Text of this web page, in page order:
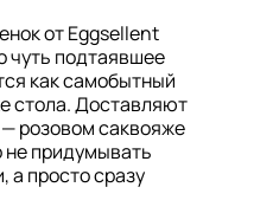
от Eggsellent
чуть подтаявшее
как самобытный
стола. Доставляют
розовом саквояже
не придумывать
а просто сразу